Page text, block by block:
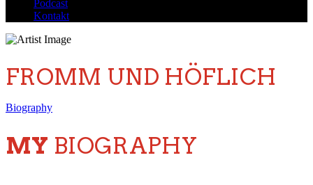
Podcast
Kontakt
FROMM UND HÖFLICH
Biography
MY BIOGRAPHY